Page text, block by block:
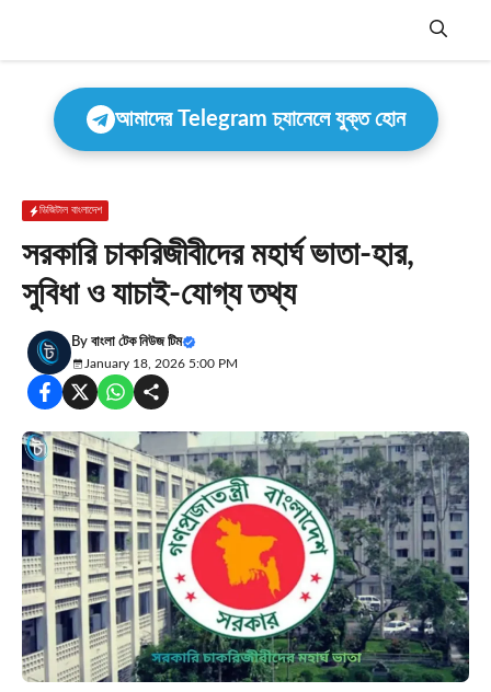
Menu
আমাদের Telegram চ্যানেলে যুক্ত হোন
ডিজিটাল বাংলাদেশ
সরকারি চাকরিজীবীদের মহার্ঘ ভাতা-হার,
সুবিধা ও যাচাই-যোগ্য তথ্য
By বাংলা টেক নিউজ টিম
January 18, 2026 5:00 PM